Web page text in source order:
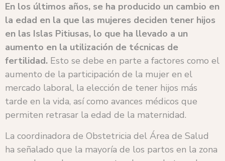
En los últimos años, se ha producido un cambio en
la edad en la que las mujeres deciden tener hijos
en las Islas Pitiusas, lo que ha llevado a un
aumento en la utilización de técnicas de
fertilidad. Esto se debe en parte a factores como el
aumento de la participación de la mujer en el
mercado laboral, la elección de tener hijos más
tarde en la vida, así como avances médicos que
permiten retrasar la edad de la maternidad.
La coordinadora de Obstetricia del Área de Salud
ha señalado que la mayoría de los partos en la zona